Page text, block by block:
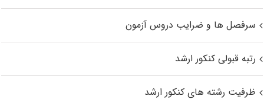
سرفصل ها و ضرایب دروس آزمون
رتبه قبولی کنکور ارشد
ظرفیت رشته های کنکور ارشد